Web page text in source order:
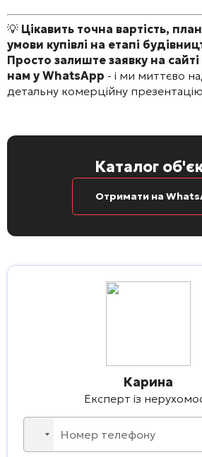
💡 Цікавить точна вартість, план
умови купівлі на етапі
Просто залиште заявку на
нам у WhatsApp - і ми миттєво
детальну комерційну
Каталог
Отримати на
Карина
Експерт із
No
country